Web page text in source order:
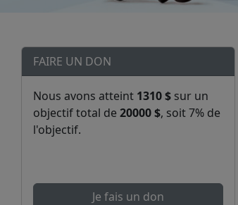
FAIRE UN DON
Nous avons atteint 1310 $ sur un
objectif total de 20000 $, soit 7% de
l'objectif.
Je fais un don